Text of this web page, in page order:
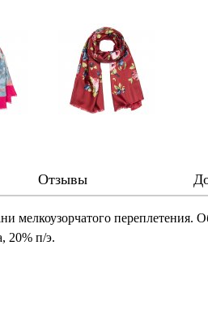
Отзывы
мелкоузорчатого переплетения.
20% п/э.